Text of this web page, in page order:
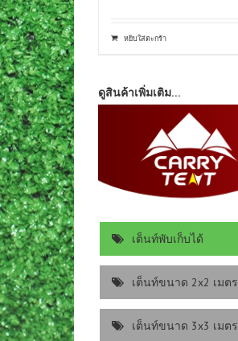
หยิบใส่ตะกร้า
ดูสินค้าเพิ่มเติม…
เต็นท์พับเก็บได้
เต็นท์ขนาด 2x2 เมตร
เต็นท์ขนาด 3x3 เมตร